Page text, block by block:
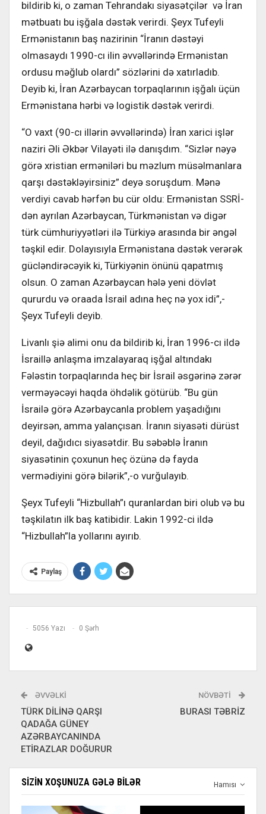
bildirib ki, o zaman Tehrandakı siyasətçilər və İran
mətbuatı bu işğala dəstək verirdi. Şeyx Tufeyli
Ermənistanın baş nazirinin “İranın dəstəyi
olmasaydı 1990-cı ilin əvvəllərində Ermənistan
ordusu məğlub olardı” sözlərini də xatırladıb.
Deyib ki, İran Azərbaycan torpaqlarının işğalı üçün
Ermənistana hərbi və logistik dəstək verirdi.
“O vaxt (90-cı illərin əvvəllərində) İran xarici işlər
naziri Əli Əkbər Vilayəti ilə danışdım. “Sizlər nəyə
görə xristian erməniləri bu məzlum müsəlmanlara
qarşı dəstəkləyirsiniz” deyə soruşdum. Mənə
verdiyi cavab hərfən bu cür oldu: Ermənistan SSRİ-
dən ayrılan Azərbaycan, Türkmənistan və digər
türk cümhuriyyətləri ilə Türkiyə arasında bir əngəl
təşkil edir. Dolayısıyla Ermənistana dəstək verərək
gücləndirəcəyik ki, Türkiyənin önünü qapatmış
olsun. O zaman Azərbaycan hələ yeni dövlət
qururdu və oraada İsrail adına heç nə yox idi”,-
Şeyx Tufeyli deyib.
Livanlı şiə alimi onu da bildirib ki, İran 1996-cı ildə
İsraillə anlaşma imzalayaraq işğal altındakı
Fələstin torpaqlarında heç bir İsrail əsgərinə zərər
verməyəcəyi haqda öhdəlik götürüb. “Bu gün
İsrailə görə Azərbaycanla problem yaşadığını
deyirsən, amma yalançısan. İranın siyasəti dürüst
deyil, dağıdıcı siyasətdir. Bu səbəblə İranın
siyasətinin çoxunun heç özünə də fayda
vermədiyini görə bilərik”,-o vurğulayıb.
Şeyx Tufeyli “Hizbullah”ı quranlardan biri olub və bu
təşkilatın ilk baş katibidir. Lakin 1992-ci ildə
“Hizbullah”la yollarını ayırıb.
Paylaş
5056 Yazı 0 Şərh
ƏVVƏLKI
TÜRK DİLİNƏ QARŞI
QADAĞA GÜNEY
AZƏRBAYCANINDA
ETİRAZLAR DOĞURUR
NÖVBƏTI
BURASI TƏBRİZ
Hamısı
SIZIN XOŞUNUZA GƏLƏ BILƏR